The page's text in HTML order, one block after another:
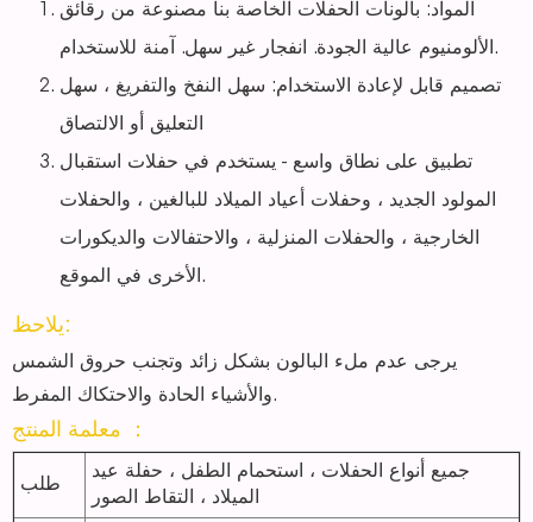
المواد: بالونات الحفلات الخاصة بنا مصنوعة من رقائق
الألومنيوم عالية الجودة. انفجار غير سهل. آمنة للاستخدام.
تصميم قابل لإعادة الاستخدام: سهل النفخ والتفريغ ، سهل
التعليق أو الالتصاق
تطبيق على نطاق واسع - يستخدم في حفلات استقبال
المولود الجديد ، وحفلات أعياد الميلاد للبالغين ، والحفلات
الخارجية ، والحفلات المنزلية ، والاحتفالات والديكورات
الأخرى في الموقع.
يلاحظ:
يرجى عدم ملء البالون بشكل زائد وتجنب حروق الشمس
والأشياء الحادة والاحتكاك المفرط.
معلمة المنتج ：
طلب
جميع أنواع الحفلات ، استحمام الطفل ، حفلة عيد
الميلاد ، التقاط الصور